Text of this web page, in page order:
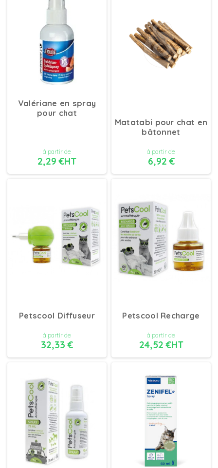
DÉTAILS
Valériane en spray
pour chat
à partir de
2,29 €HT
DÉTAILS
Matatabi pour chat en
bâtonnet
à partir de
6,92 €
DÉTAILS
Petscool Diffuseur
à partir de
32,33 €
DÉTAILS
Petscool Recharge
à partir de
24,52 €HT
DÉTAILS